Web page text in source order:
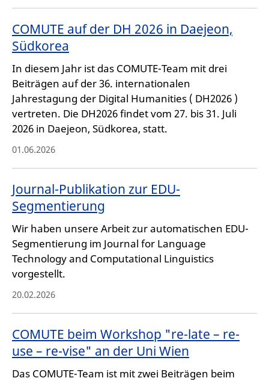
COMUTE auf der DH 2026 in Daejeon,
Südkorea
In diesem Jahr ist das COMUTE-Team mit drei
Beiträgen auf der 36. internationalen
Jahrestagung der Digital Humanities ( DH2026 )
vertreten. Die DH2026 findet vom 27. bis 31. Juli
2026 in Daejeon, Südkorea, statt.
01.06.2026
Journal-Publikation zur EDU-
Segmentierung
Wir haben unsere Arbeit zur automatischen EDU-
Segmentierung im Journal for Language
Technology and Computational Linguistics
vorgestellt.
20.02.2026
COMUTE beim Workshop "re-late – re-
use – re-vise" an der Uni Wien
Das COMUTE-Team ist mit zwei Beiträgen beim